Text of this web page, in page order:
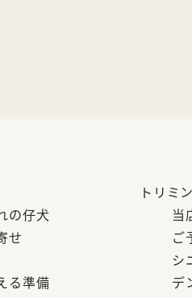
の仔犬
せ
る準備
トリミ
当
ご
シ
デ